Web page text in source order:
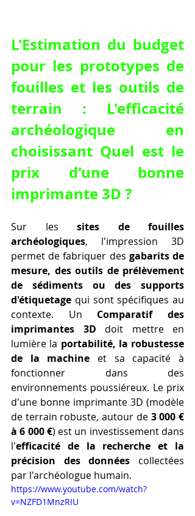
L'Estimation du budget
pour les prototypes de
fouilles et les outils de
terrain : L'efficacité
archéologique en
choisissant Quel est le
prix d'une bonne
imprimante 3D ?
Sur les sites de fouilles
archéologiques, l'impression 3D
permet de fabriquer des gabarits de
mesure, des outils de prélèvement
de sédiments ou des supports
d'étiquetage qui sont spécifiques au
contexte. Un Comparatif des
imprimantes 3D doit mettre en
lumière la portabilité, la robustesse
de la machine et sa capacité à
fonctionner dans des
environnements poussiéreux. Le prix
d'une bonne imprimante 3D (modèle
de terrain robuste, autour de 3 000 €
à 6 000 €) est un investissement dans
l'efficacité de la recherche et la
précision des données collectées
par l'archéologue humain.
https://www.youtube.com/watch?
v=NZFD1MnzRIU